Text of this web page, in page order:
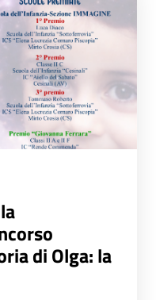
di Olga: la